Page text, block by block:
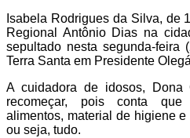
Isabela Rodrigues da Silva, de
Regional Antônio Dias na
sepultado nesta segunda-feira
Terra Santa em Presidente
A cuidadora de idosos, Dona
recomeçar, pois conta que
alimentos, material de higiene
ou seja, tudo.